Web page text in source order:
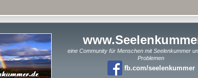
eine Community für Menschen mit Seelenkummer
Problemen
fb.com/seelenkummer